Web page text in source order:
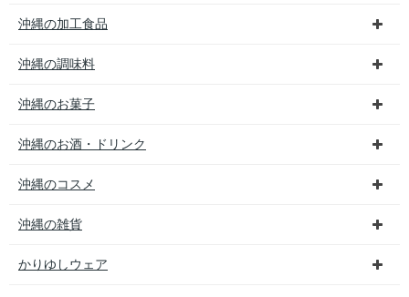
沖縄の加工食品
沖縄の調味料
沖縄のお菓子
沖縄のお酒・ドリンク
沖縄のコスメ
沖縄の雑貨
かりゆしウェア